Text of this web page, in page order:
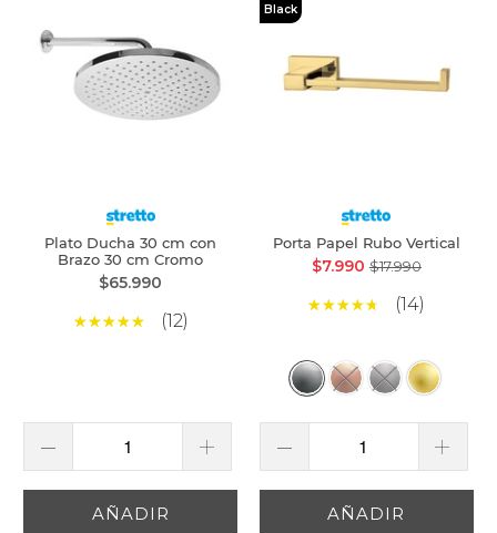
Plato Ducha 30 cm con
Brazo 30 cm Cromo
$65.990
(12)
AÑADIR
Black
Porta Papel Rubo Vertical
$7.990 $17.990
(14)
AÑADIR